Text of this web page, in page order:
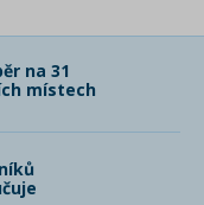
na 31
místech